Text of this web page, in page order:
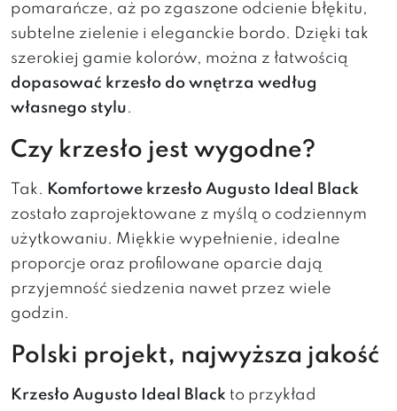
pomarańcze, aż po zgaszone odcienie błękitu,
subtelne zielenie i eleganckie bordo. Dzięki tak
szerokiej gamie kolorów, można z łatwością
dopasować krzesło do wnętrza według
własnego stylu.
Czy krzesło jest wygodne?
Tak. Komfortowe krzesło Augusto Ideal Black
zostało zaprojektowane z myślą o codziennym
użytkowaniu. Miękkie wypełnienie, idealne
proporcje oraz profilowane oparcie dają
przyjemność siedzenia nawet przez wiele
godzin.
Polski projekt, najwyższa jakość
Krzesło Augusto Ideal Black to przykład